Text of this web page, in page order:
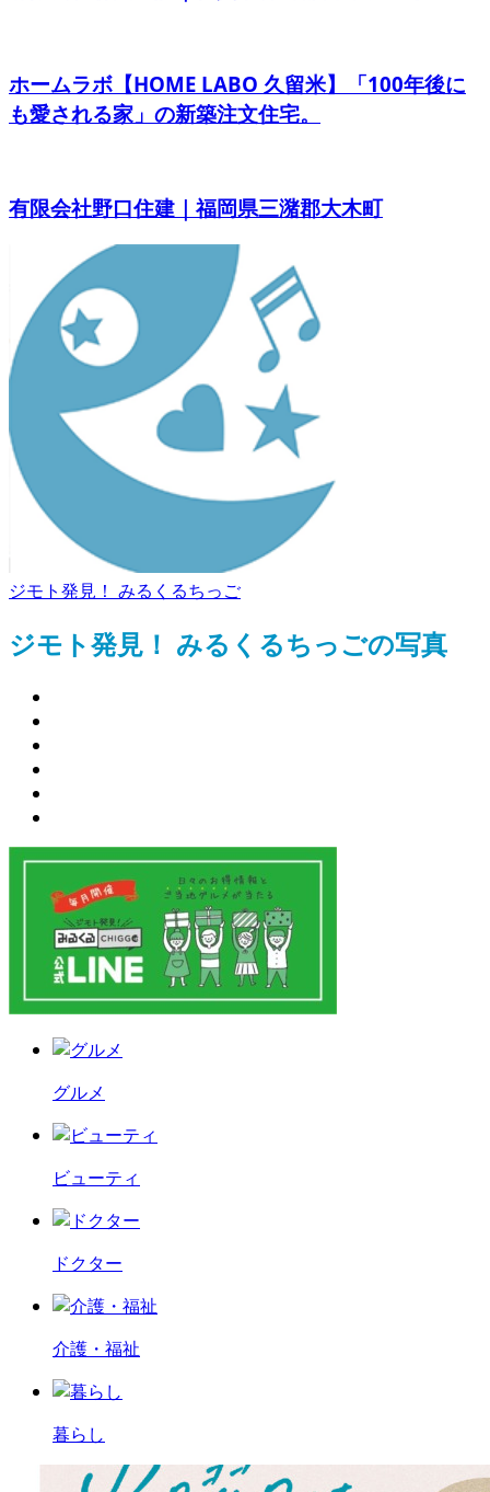
ホームラボ【HOME LABO 久留米】「100年後に
も愛される家」の新築注文住宅。
有限会社野口住建｜福岡県三潴郡大木町
ジモト発見！ みるくるちっご
ジモト発見！ みるくるちっごの写真
グルメ
ビューティ
ドクター
介護・福祉
暮らし